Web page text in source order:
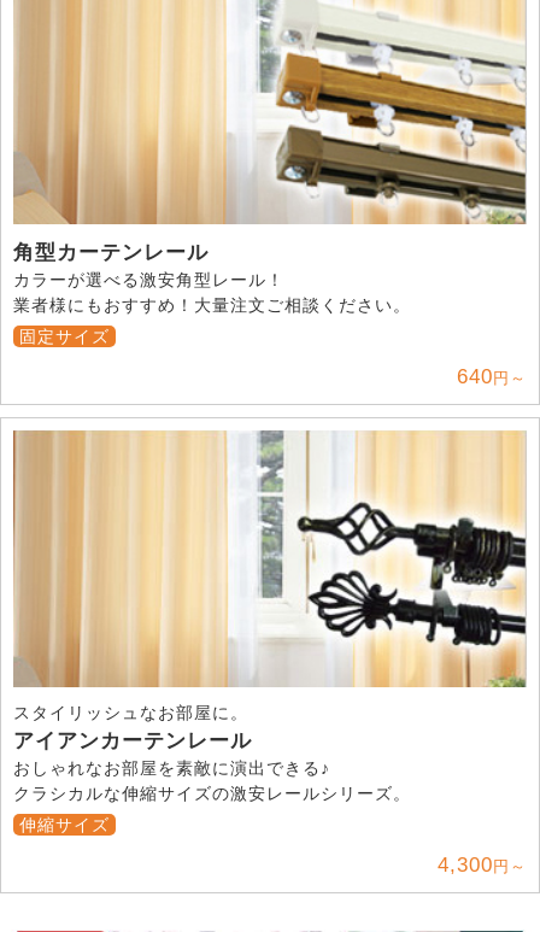
角型カーテンレール
カラーが選べる激安角型レール！
業者様にもおすすめ！大量注文ご相談ください。
固定サイズ
640円～
スタイリッシュなお部屋に。
アイアンカーテンレール
おしゃれなお部屋を素敵に演出できる♪
クラシカルな伸縮サイズの激安レールシリーズ。
伸縮サイズ
4,300円～